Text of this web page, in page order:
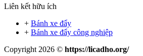
Liên kết hữu ích
+ Bánh xe đẩy
+ Bánh xe đẩy công nghiệp
Copyright 2026 © https://licadho.org/